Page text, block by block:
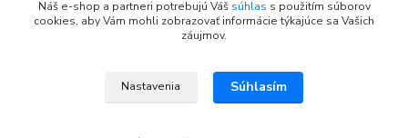
info@najdemtuvsetko.sk
Náš e-shop a partneri potrebujú Váš súhlas s použitím súborov
cookies, aby Vám mohli zobrazovať informácie týkajúce sa Vašich
záujmov.
Nastavenia Súhlasím